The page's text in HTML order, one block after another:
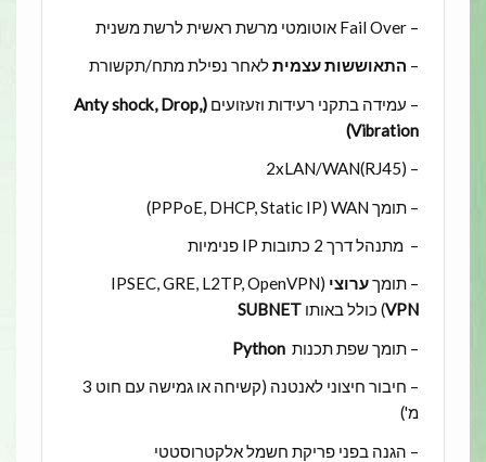
– Fail Over אוטומטי מרשת ראשית לרשת משנית
– התאוששות עצמיתלאחר נפילת מתח/תקשורת
– עמידה בתקני רעידות וזעזועים (Anty shock, Drop,
Vibration)
– (2xLAN/WAN(RJ45
– תומך PPPoE, DHCP, Static IP) WAN)
– מתנהל דרך 2 כתובות IP פנימיות
– תומךערוצי
VPN) כולל באותו SUBNET
– תומך שפת תכנות Python
– חיבור חיצוני לאנטנה (קשיחה או גמישה עם חוט 3
מ')
– הגנה בפני פריקת חשמל אלקטרוסטטי